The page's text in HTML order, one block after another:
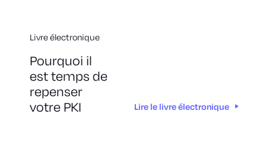
Livre électronique
Pourquoi il
est temps de
repenser
votre PKI
Lire le livre électronique